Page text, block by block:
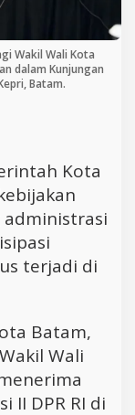
Wakil Wali Kota
dalam Kunjungan
Batam.
Kota
administrasi
terjadi di
Batam,
Wali
II DPR RI di